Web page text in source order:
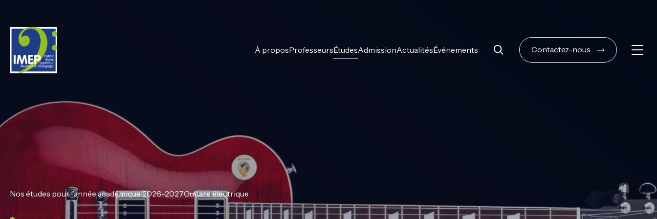
À proposProfesseursÉtudesAdmissionActualitésÉvénements
Rechercher
Contactez-nous
Nos études pour l’année académique 2026-2027Guitare électrique